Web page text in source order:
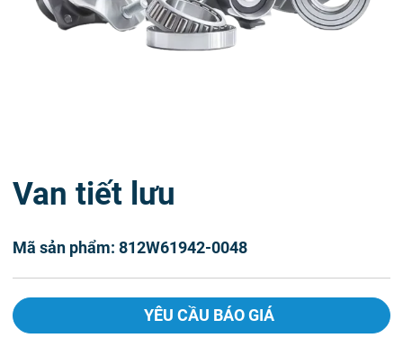
Van tiết lưu
Mã sản phẩm: 812W61942-0048
YÊU CẦU BÁO GIÁ